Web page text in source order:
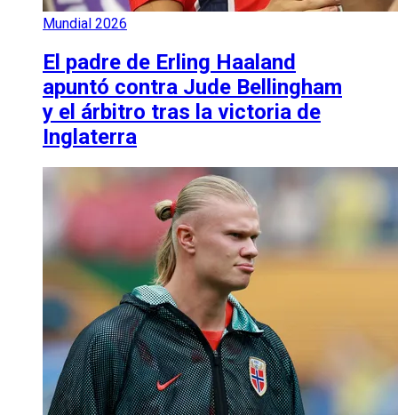
Mundial 2026
El padre de Erling Haaland
apuntó contra Jude Bellingham
y el árbitro tras la victoria de
Inglaterra